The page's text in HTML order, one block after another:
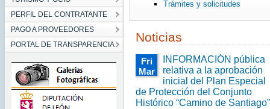
PERFIL DEL CONTRATANTE
PAGO A PROVEEDORES
PORTAL DE TRANSPARENCIA
Trámites y solicitudes
Noticias
Fri
Mar
00:00:00
CET
INFORMACIÓN pública
relativa a la aprobación
inicial del Plan Especial
de Protección del Conjunto
Histórico “Camino de Santiago”